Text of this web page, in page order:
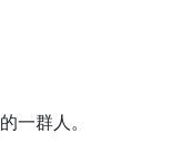
一群人。